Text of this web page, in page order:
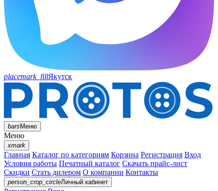
placemark_fillЯкутск
barsМеню
Меню
xmark
Главная Каталог по категориям Корзина Регистрация Вход
Условия работы Печатный каталог Скачать прайс-лист
Скидки Стать дилером О компании Контакты
person_crop_circleЛичный кабинет